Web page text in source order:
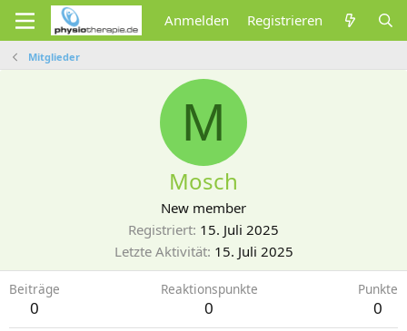
Anmelden Registrieren
Mitglieder
M
Mosch
New member
Registriert 15. Juli 2025
Letzte Aktivität 15. Juli 2025
Beiträge
0
Reaktionspunkte
0
Punkte
0